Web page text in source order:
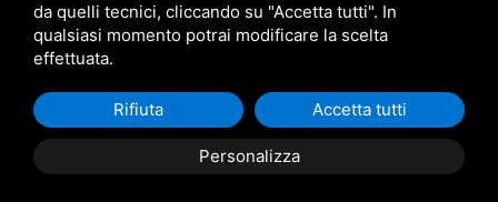
da quelli tecnici, cliccando su "Accetta tutti". In
qualsiasi momento potrai modificare la scelta
effettuata.
Personalizza
Rifiuta Accetta tutti